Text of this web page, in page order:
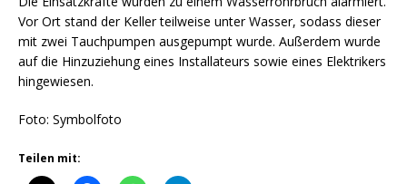
Vor Ort stand der Keller teilweise unter Wasser, sodass dieser
mit zwei Tauchpumpen ausgepumpt wurde. Außerdem wurde
auf die Hinzuziehung eines Installateurs sowie eines Elektrikers
hingewiesen.
Foto: Symbolfoto
Teilen mit: